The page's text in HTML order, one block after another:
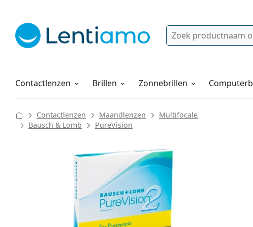
Zoek
Contactlenzen
Lenzenvloeistoffen Brillen Zonnebrillen
Hoe bestellen
Contactlenzen Maandlenzen
Multifocale
Bausch & Lomb
PureVision